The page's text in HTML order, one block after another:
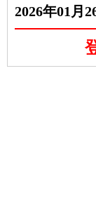
2026年01月